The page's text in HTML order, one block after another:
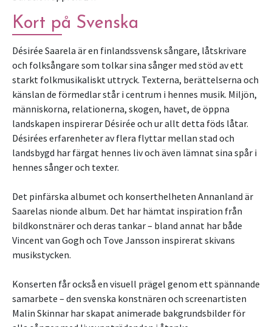
Kort på Svenska
Désirée Saarela är en finlandssvensk sångare, låtskrivare
och folksångare som tolkar sina sånger med stöd av ett
starkt folkmusikaliskt uttryck. Texterna, berättelserna och
känslan de förmedlar står i centrum i hennes musik. Miljön,
människorna, relationerna, skogen, havet, de öppna
landskapen inspirerar Désirée och ur allt detta föds låtar.
Désirées erfarenheter av flera flyttar mellan stad och
landsbygd har färgat hennes liv och även lämnat sina spår i
hennes sånger och texter.
Det pinfärska albumet och konserthelheten Annanland är
Saarelas nionde album. Det har hämtat inspiration från
bildkonstnärer och deras tankar – bland annat har både
Vincent van Gogh och Tove Jansson inspirerat skivans
musikstycken.
Konserten får också en visuell prägel genom ett spännande
samarbete – den svenska konstnären och screenartisten
Malin Skinnar har skapat animerade bakgrundsbilder för